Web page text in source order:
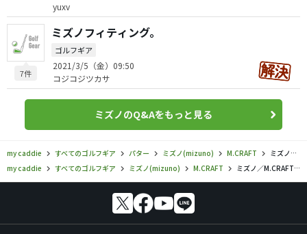
yuxv
7件
ミズノフィティング。
ゴルフギア
2021/3/5（金）09:50
コジコジツカサ
ミズノのQ&Aをもっと見る
my caddie すべてのゴルフギア パター ミズノ(mizuno) M.CRAFT
ミズノ／M.CRAFT／M.CRAFT NAGOYA B パターの口コミ評価
my caddie
すべてのゴルフギア ミズノ(mizuno) M.CRAFT ミズノ／M.CRAFT／M.CRAFT NAGOYA B パターの口コミ評価